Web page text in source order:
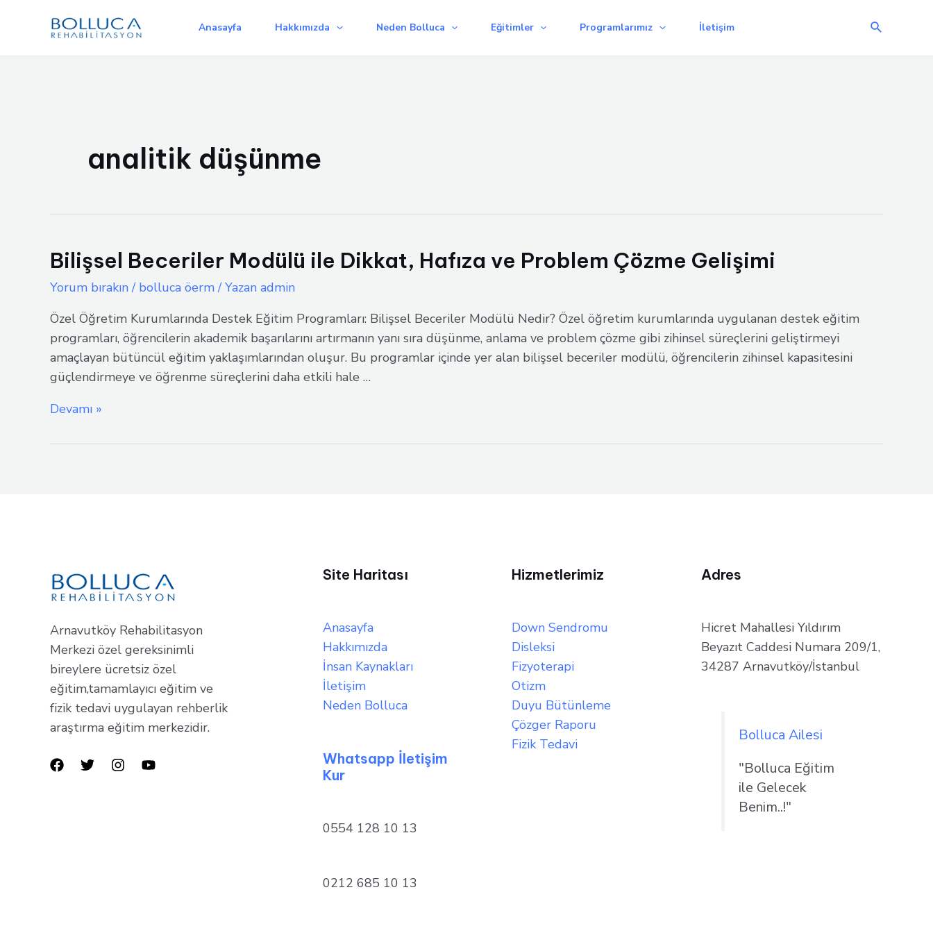
Anasayfa Hakkımızda Neden Bolluca Eğitimler Programlarımız İletişim Arama
analitik düşünme
Bilişsel Beceriler Modülü ile Dikkat, Hafıza ve Problem Çözme Gelişimi
Yorum bırakın / bolluca öerm/ Yazan admin
Özel Öğretim Kurumlarında Destek Eğitim Programları: Bilişsel Beceriler Modülü Nedir? Özel öğretim kurumlarında uygulanan destek eğitim
programları, öğrencilerin akademik başarılarını artırmanın yanı sıra düşünme, anlama ve problem çözme gibi zihinsel süreçlerini geliştirmeyi
amaçlayan bütüncül eğitim yaklaşımlarından oluşur. Bu programlar içinde yer alan bilişsel beceriler modülü, öğrencilerin zihinsel kapasitesini
güçlendirmeye ve öğrenme süreçlerini daha etkili hale …
Bilişsel
Modülü
Gelişimi
Devamı »
Arnavutköy Rehabilitasyon
Merkezi özel gereksinimli
bireylere ücretsiz özel
eğitim,tamamlayıcı eğitim ve
fizik tedavi uygulayan rehberlik
araştırma eğitim merkezidir.
Site Haritası
Anasayfa
Hakkımızda
İnsan Kaynakları
İletişim
Neden Bolluca
Whatsapp İletişim
Kur
0554 128 10 13
0212 685 10 13
Hizmetlerimiz
Down Sendromu
Disleksi
Fizyoterapi
Otizm
Duyu Bütünleme
Çözger Raporu
Fizik Tedavi
Adres
Hicret Mahallesi Yıldırım
Beyazıt Caddesi Numara 209/1,
34287 Arnavutköy/İstanbul
Bolluca Ailesi
"Bolluca Eğitim
ile Gelecek
Benim..!"